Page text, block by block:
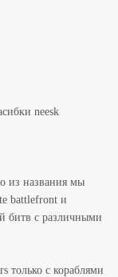
neesk
из названия мы
battlefront и
битв с различными
только с кораблями